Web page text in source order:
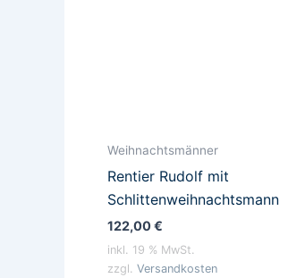
Weihnachtsmänner
Rentier Rudolf mit
Schlittenweihnachtsmann
122,00€
inkl. 19 % MwSt.
zzgl. Versandkosten